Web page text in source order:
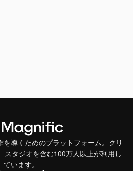
導くためのプラットフォーム。クリ
スタジオを含む100万人以上が利用し
ています。